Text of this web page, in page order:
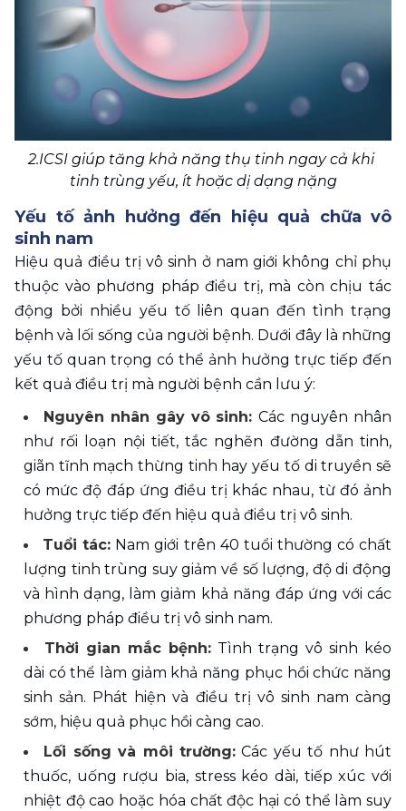
2.ICSI giúp tăng khả năng thụ tinh ngay cả khi
tinh trùng yếu, ít hoặc dị dạng nặng
Yếu tố ảnh hưởng đến hiệu quả chữa vô
sinh nam
Hiệu quả điều trị vô sinh ở nam giới không chỉ phụ
thuộc vào phương pháp điều trị, mà còn chịu tác
động bởi nhiều yếu tố liên quan đến tình trạng
bệnh và lối sống của người bệnh. Dưới đây là những
yếu tố quan trọng có thể ảnh hưởng trực tiếp đến
kết quả điều trị mà người bệnh cần lưu ý:
Nguyên nhân gây vô sinh: Các nguyên nhân
như rối loạn nội tiết, tắc nghẽn đường dẫn tinh,
giãn tĩnh mạch thừng tinh hay yếu tố di truyền sẽ
có mức độ đáp ứng điều trị khác nhau, từ đó ảnh
hưởng trực tiếp đến hiệu quả điều trị vô sinh.
Tuổi tác: Nam giới trên 40 tuổi thường có chất
lượng tinh trùng suy giảm về số lượng, độ di động
và hình dạng, làm giảm khả năng đáp ứng với các
phương pháp điều trị vô sinh nam.
Thời gian mắc bệnh: Tình trạng vô sinh kéo
dài có thể làm giảm khả năng phục hồi chức năng
sinh sản. Phát hiện và điều trị vô sinh nam càng
sớm, hiệu quả phục hồi càng cao.
Lối sống và môi trường: Các yếu tố như hút
thuốc, uống rượu bia, stress kéo dài, tiếp xúc với
nhiệt độ cao hoặc hóa chất độc hại có thể làm suy